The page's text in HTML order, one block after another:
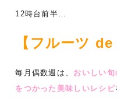
12時台前半…
【フルーツ
毎月偶数週は、 おいしい旬
をつかった 美味しいレシピ